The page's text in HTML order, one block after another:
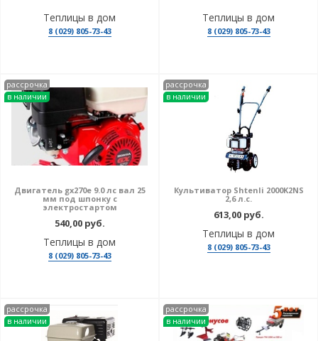
Теплицы в дом
8 (029) 805-73-43
Теплицы в дом
8 (029) 805-73-43
рассрочка
в наличии
Двигатель gx270e 9.0 лс вал 25
мм под шпонку с
электростартом
540,00 руб.
Теплицы в дом
8 (029) 805-73-43
рассрочка
в наличии
Культиватор Shtenli 2000K2NS
2,6 л.с.
613,00 руб.
Теплицы в дом
8 (029) 805-73-43
рассрочка
в наличии
рассрочка
в наличии